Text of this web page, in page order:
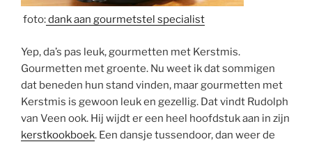
foto:dank aan gourmetstel specialist
Yep, da’s pas leuk, gourmetten met Kerstmis.
Gourmetten met groente. Nu weet ik dat sommigen
dat beneden hun stand vinden, maar gourmetten met
Kerstmis is gewoon leuk en gezellig. Dat vindt Rudolph
van Veen ook. Hij wijdt er een heel hoofdstuk aan in zijn
kerstkookboek. Een dansje tussendoor, dan weer de